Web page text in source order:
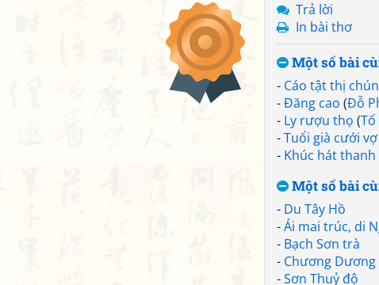
Trả lời
In bài thơ
Một số bài
- Cáo tật thị
-Đăng cao (Đỗ
- Ly rượu thọ (
-Tuổi già cưới
- Khúc hát thanh
Một số bài
- Du Tây Hồ
-Ái mai trúc, di
- Bạch Sơn trà
- Chương Dương
-Sơn Thuỷ độ